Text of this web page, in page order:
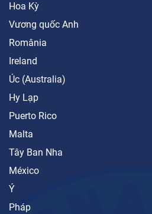
Hoa Kỳ
Vương quốc Anh
România
Ireland
Úc (Australia)
Hy Lạp
Puerto Rico
Malta
Tây Ban Nha
México
Ý
Pháp